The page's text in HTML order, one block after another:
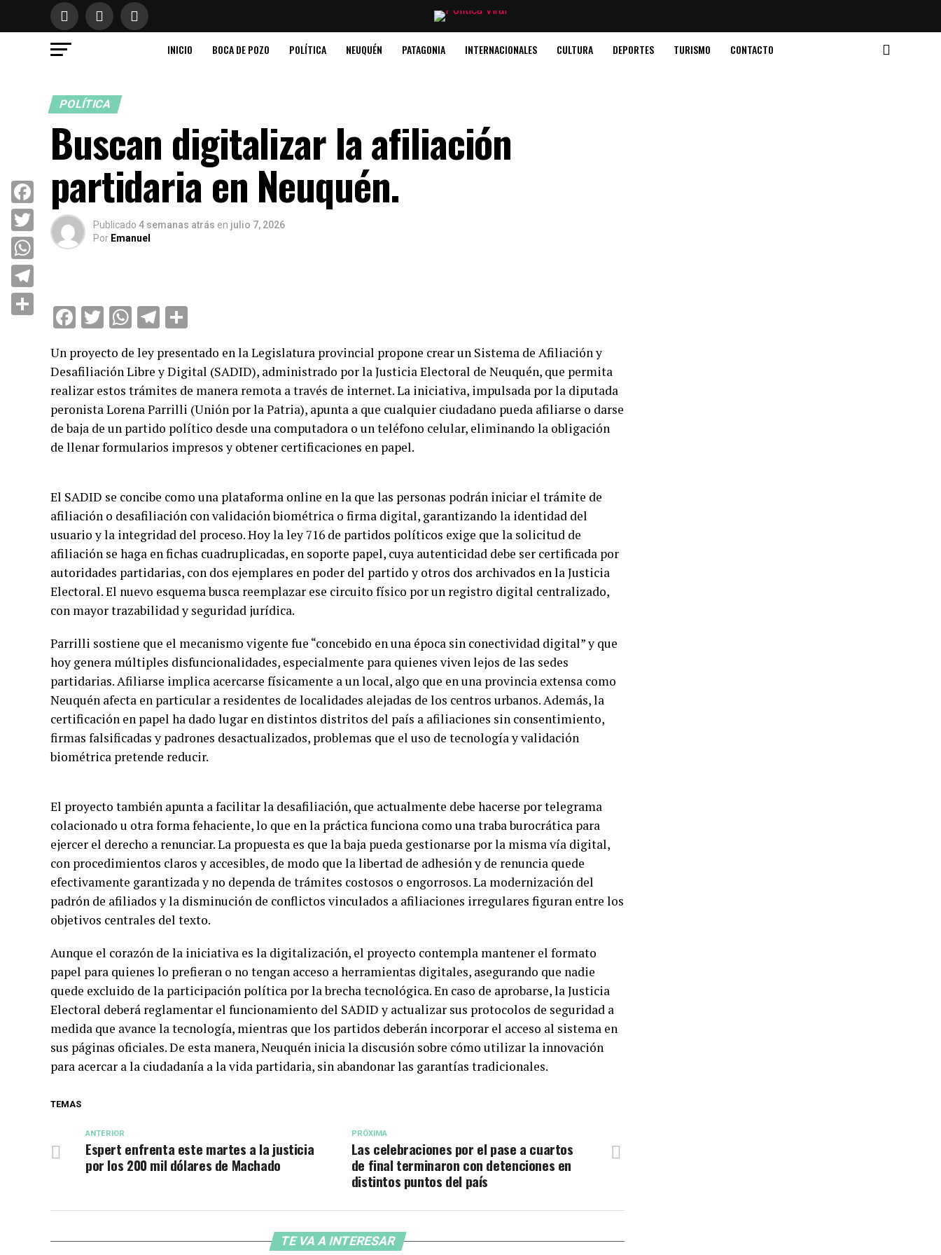
INICIO BOCA DE POZO POLÍTICA NEUQUÉN PATAGONIA INTERNACIONALES CULTURA DEPORTES TURISMO CONTACTO
POLÍTICA
Buscan digitalizar la afiliación
partidaria en Neuquén.
Publicado 4 semanas atrás en julio 7, 2026
Por Emanuel
Facebook
Twitter
WhatsApp
Telegram
Un proyecto de ley presentado en la Legislatura provincial propone crear un Sistema de Afiliación y
Desafiliación Libre y Digital (SADID), administrado por la Justicia Electoral de Neuquén, que permita
realizar estos trámites de manera remota a través de internet. La iniciativa, impulsada por la diputada
peronista Lorena Parrilli (Unión por la Patria), apunta a que cualquier ciudadano pueda afiliarse o darse
de baja de un partido político desde una computadora o un teléfono celular, eliminando la obligación
de llenar formularios impresos y obtener certificaciones en papel.
El SADID se concibe como una plataforma online en la que las personas podrán iniciar el trámite de
afiliación o desafiliación con validación biométrica o firma digital, garantizando la identidad del
usuario y la integridad del proceso. Hoy la ley 716 de partidos políticos exige que la solicitud de
afiliación se haga en fichas cuadruplicadas, en soporte papel, cuya autenticidad debe ser certificada por
autoridades partidarias, con dos ejemplares en poder del partido y otros dos archivados en la Justicia
Electoral. El nuevo esquema busca reemplazar ese circuito físico por un registro digital centralizado,
con mayor trazabilidad y seguridad jurídica.
Parrilli sostiene que el mecanismo vigente fue “concebido en una época sin conectividad digital” y que
hoy genera múltiples disfuncionalidades, especialmente para quienes viven lejos de las sedes
partidarias. Afiliarse implica acercarse físicamente a un local, algo que en una provincia extensa como
Neuquén afecta en particular a residentes de localidades alejadas de los centros urbanos. Además, la
certificación en papel ha dado lugar en distintos distritos del país a afiliaciones sin consentimiento,
firmas falsificadas y padrones desactualizados, problemas que el uso de tecnología y validación
biométrica pretende reducir.
El proyecto también apunta a facilitar la desafiliación, que actualmente debe hacerse por telegrama
colacionado u otra forma fehaciente, lo que en la práctica funciona como una traba burocrática para
ejercer el derecho a renunciar. La propuesta es que la baja pueda gestionarse por la misma vía digital,
con procedimientos claros y accesibles, de modo que la libertad de adhesión y de renuncia quede
efectivamente garantizada y no dependa de trámites costosos o engorrosos. La modernización del
padrón de afiliados y la disminución de conflictos vinculados a afiliaciones irregulares figuran entre los
objetivos centrales del texto.
Aunque el corazón de la iniciativa es la digitalización, el proyecto contempla mantener el formato
papel para quienes lo prefieran o no tengan acceso a herramientas digitales, asegurando que nadie
quede excluido de la participación política por la brecha tecnológica. En caso de aprobarse, la Justicia
Electoral deberá reglamentar el funcionamiento del SADID y actualizar sus protocolos de seguridad a
medida que avance la tecnología, mientras que los partidos deberán incorporar el acceso al sistema en
sus páginas oficiales. De esta manera, Neuquén inicia la discusión sobre cómo utilizar la innovación
para acercar a la ciudadanía a la vida partidaria, sin abandonar las garantías tradicionales.
TEMAS
PRÓXIMA
Las celebraciones por el pase a cuartos
de final terminaron con detenciones en
distintos puntos del país
ANTERIOR
Espert enfrenta este martes a la justicia
por los 200 mil dólares de Machado
TE VA A INTERESAR
Facebook
Twitter
WhatsApp
Telegram
Compartir